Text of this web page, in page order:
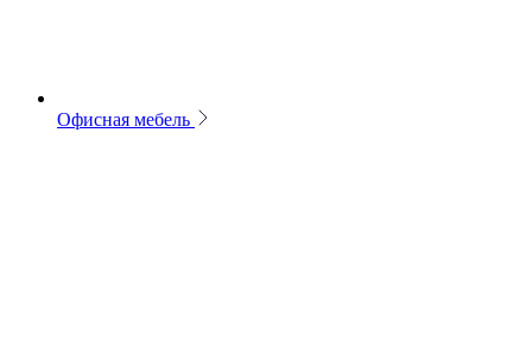
Офисная мебель